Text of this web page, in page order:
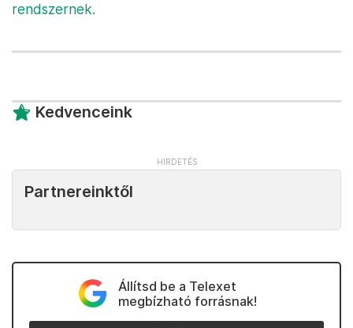
rendszernek.
Kedvenceink
Partnereinktől
Állítsd be a Telexet
megbízható forrásnak!